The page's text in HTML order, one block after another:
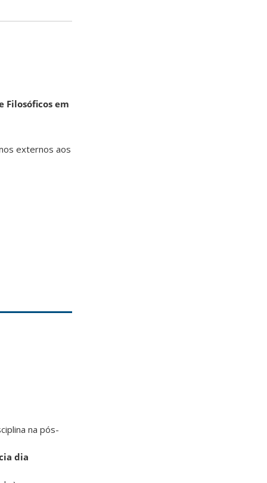
Filosóficos em
externos aos
na pós-
dia